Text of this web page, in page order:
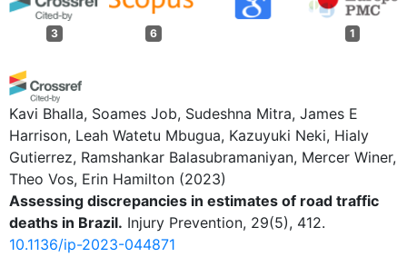
3 6 1
Kavi Bhalla, Soames Job, Sudeshna Mitra, James E
Harrison, Leah Watetu Mbugua, Kazuyuki Neki, Hialy
Gutierrez, Ramshankar Balasubramaniyan, Mercer Winer,
Theo Vos, Erin Hamilton (2023)
Assessing discrepancies in estimates of road traffic
deaths in Brazil. Injury Prevention, 29(5), 412.
10.1136/ip-2023-044871